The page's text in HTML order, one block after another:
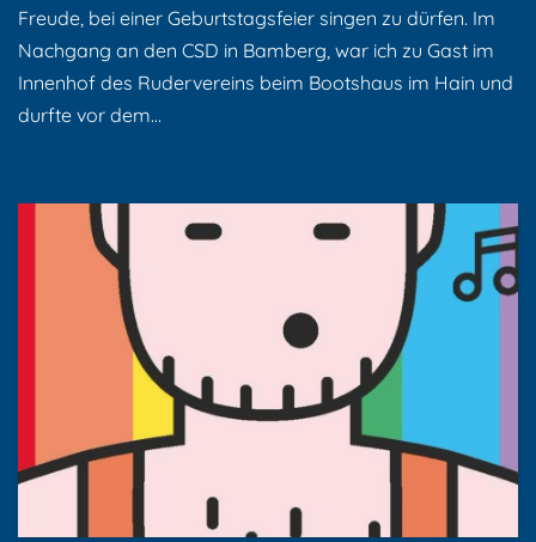
Freude, bei einer Geburtstagsfeier singen zu dürfen. Im
Nachgang an den CSD in Bamberg, war ich zu Gast im
Innenhof des Rudervereins beim Bootshaus im Hain und
durfte vor dem…